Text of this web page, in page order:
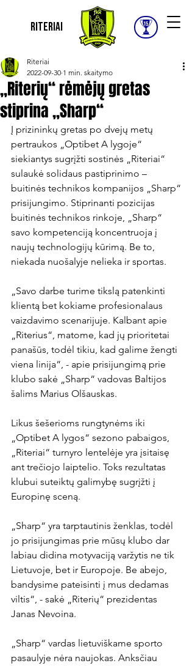
Riteriai
„Riterių“ rėmėjų gretas
stiprina „Sharp“
Riteriai
2022-09-30 1 min. skaitymo
Į prizininkų gretas po dvejų metų
pertraukos „Optibet A lygoje“
siekiantys sugrįžti sostinės „Riteriai“
sulaukė solidaus pastiprinimo –
buitinės technikos kompanijos „Sharp“
prisijungimo. Stiprinanti pozicijas
buitinės technikos rinkoje, „Sharp“
savo kompetenciją koncentruoja į
naujų technologijų kūrimą. Be to,
niekada nuošalyje nelieka ir sportas.
„Savo darbe turime tikslą patenkinti
klientą bet kokiame profesionalaus
vaizdavimo scenarijuje. Kalbant apie
„Riterius“, matome, kad jų prioritetai
panašūs, todėl tikiu, kad galime žengti
viena linija“, - apie prisijungimą prie
klubo sakė „Sharp“ vadovas Baltijos
šalims Marius Olšauskas.
Likus šešerioms rungtynėms iki
„Optibet A lygos“ sezono pabaigos,
„Riteriai“ turnyro lentelėje yra įsitaisę
ant trečiojo laiptelio. Toks rezultatas
klubui suteiktų galimybę sugrįžti į
Europinę sceną.
„Sharp“ yra tarptautinis ženklas, todėl
jo prisijungimas prie mūsų klubo dar
labiau didina motyvaciją varžytis ne tik
Lietuvoje, bet ir Europoje. Be abejo,
bandysime pateisinti į mus dedamas
viltis“, - sakė „Riterių“ prezidentas
Janas Nevoina.
„Sharp“ vardas lietuviškame sporto
pasaulyje nėra naujokas. Anksčiau